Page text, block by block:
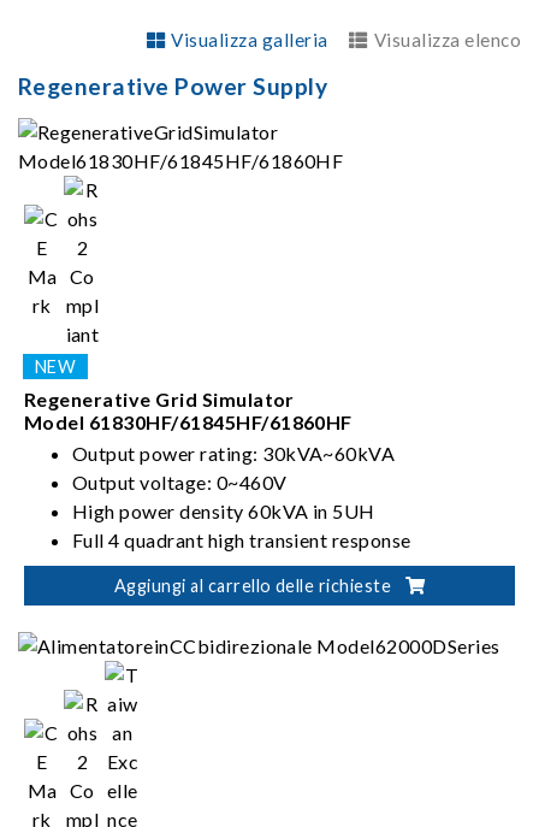
Visualizza galleria Visualizza elenco
Regenerative Power Supply
Regenerative Grid Simulator
Model 61830HF/61845HF/61860HF
Output power rating: 30kVA~60kVA
Output voltage: 0~460V
High power density 60kVA in 5UH
Full 4 quadrant high transient response
Aggiungi al carrello delle richieste